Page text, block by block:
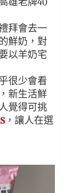
拜會去一
鮮奶，對
以羊奶宅
很少會看
新生活鮮
覺得可挑
，讓人在選